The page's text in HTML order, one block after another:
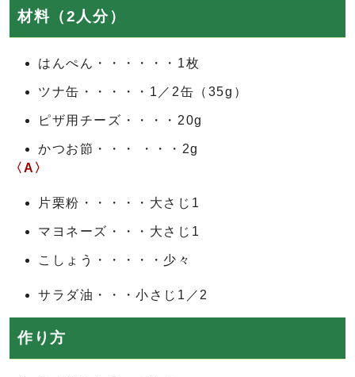
材料（2人分）
はんぺん・・・・・・1枚
ツナ缶・・・・・1／2缶（35g）
ピザ用チーズ・・・・20g
かつお節・・・ ・・・2g
〈A〉
片栗粉・・・・・大さじ1
マヨネーズ・・・大さじ1
こしょう・・・・・少々
サラダ油・・・小さじ1／2
作り方